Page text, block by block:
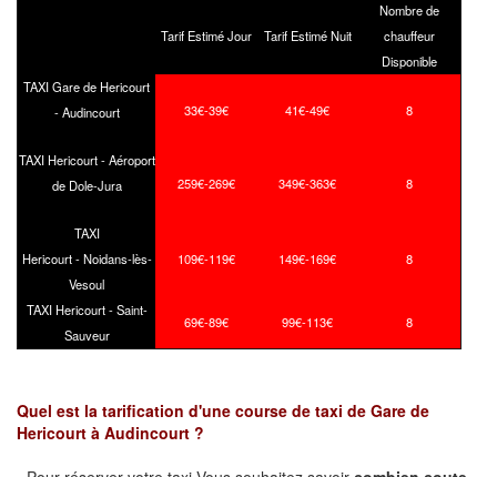
Tarif Estimé Jour Tarif Estimé Nuit
Nombre de
chauffeur
Disponible
TAXI Gare de Hericourt
- Audincourt
33€-39€ 41€-49€ 8
TAXI Hericourt - Aéroport
de Dole-Jura
259€-269€ 349€-363€ 8
TAXI
Hericourt - Noidans-lès-
Vesoul
109€-119€ 149€-169€ 8
TAXI Hericourt - Saint-
Sauveur
69€-89€ 99€-113€ 8
Quel est la tarification d'une course de taxi de Gare de
Hericourt à Audincourt ?